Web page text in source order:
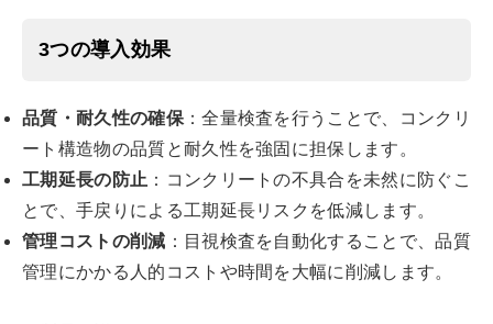
3つの導入効果
品質・耐久性の確保：全量検査を行うことで、コンクリ
ート構造物の品質と耐久性を強固に担保します。
工期延長の防止 ：コンクリートの不具合を未然に防ぐこ
とで、手戻りによる工期延長リスクを低減します。
管理コストの削減 ：目視検査を自動化することで、品質
管理にかかる人的コストや時間を大幅に削減します。